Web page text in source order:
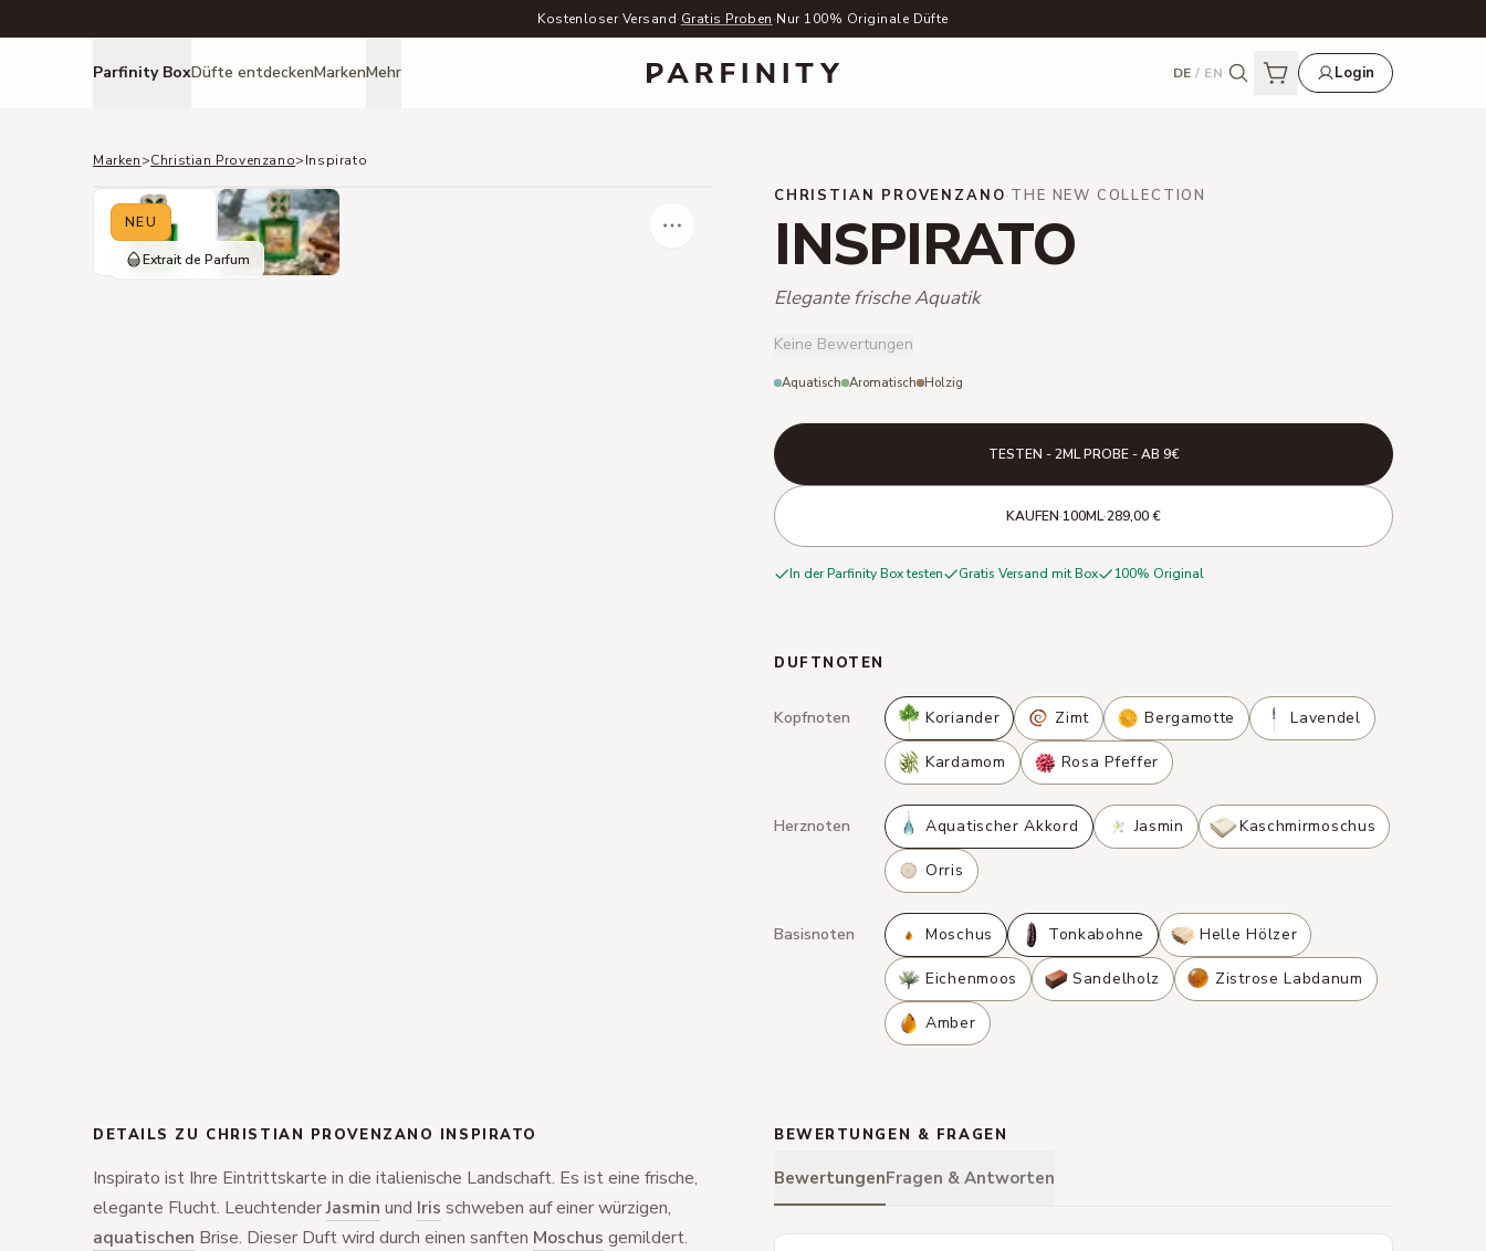
Kostenloser Versand·Gratis Proben·Nur 100% Originale Düfte
Parfinity BoxDüfte entdeckenMarkenMehr DE / EN Login
Marken>Christian Provenzano>Inspirato
NEU
Extrait de Parfum
CHRISTIAN PROVENZANO· THE NEW COLLECTION
INSPIRATO
Elegante frische Aquatik
Keine Bewertungen
Aquatisch Aromatisch Holzig
TESTEN - 2ML PROBE - AB 9€
KAUFEN·100ML·289,00 €
In der Parfinity Box testen Gratis Versand mit Box 100% Original
DUFTNOTEN
Kopfnoten Koriander Zimt Bergamotte Lavendel
Kardamom Rosa Pfeffer
Herznoten Aquatischer Akkord Jasmin Kaschmirmoschus
Orris
Basisnoten Moschus Tonkabohne Helle Hölzer
Eichenmoos Sandelholz Zistrose Labdanum
Amber
DETAILS ZU CHRISTIAN PROVENZANO INSPIRATO
Inspirato ist Ihre Eintrittskarte in die italienische Landschaft. Es ist eine frische,
elegante Flucht. LeuchtenderJasmin und Iris schweben auf einer würzigen,
aquatischen Brise. Dieser Duft wird durch einen sanften Moschus gemildert.
BEWERTUNGEN & FRAGEN
BewertungenFragen & Antworten